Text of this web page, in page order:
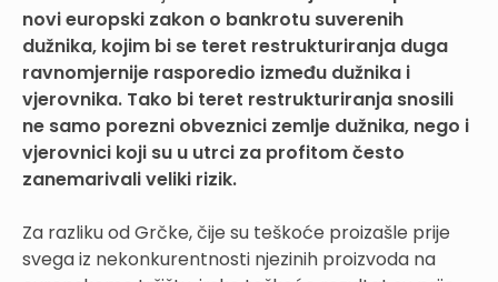
novi europski zakon o bankrotu suverenih
dužnika, kojim bi se teret restrukturiranja duga
ravnomjernije rasporedio između dužnika i
vjerovnika. Tako bi teret restrukturiranja snosili
ne samo porezni obveznici zemlje dužnika, nego i
vjerovnici koji su u utrci za profitom često
zanemarivali veliki rizik.
Za razliku od Grčke, čije su teškoće proizašle prije
svega iz nekonkurentnosti njezinih proizvoda na